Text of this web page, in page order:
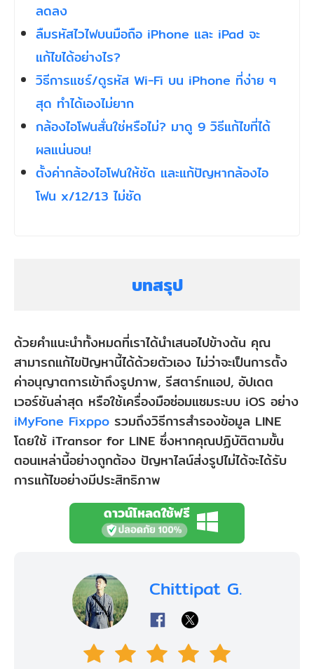
ลดลง
ลืมรหัสไวไฟบนมือถือ iPhone และ iPad จะ
แก้ไขได้อย่างไร?
วิธีการแชร์/ดูรหัส Wi-Fi บน iPhone ที่ง่าย ๆ
สุด ทำได้เองไม่ยาก
กล้องไอโฟนสั่นใช่หรือไม่? มาดู 9 วิธีแก้ไขที่ได้
ผลแน่นอน!
ตั้งค่ากล้องไอโฟนให้ชัด และแก้ปัญหากล้องไอ
โฟน x/12/13 ไม่ชัด
บทสรุป
ด้วยคำแนะนำทั้งหมดที่เราได้นำเสนอไปข้างต้น คุณ
สามารถแก้ไขปัญหานี้ได้ด้วยตัวเอง ไม่ว่าจะเป็นการตั้ง
ค่าอนุญาตการเข้าถึงรูปภาพ, รีสตาร์ทแอป, อัปเดต
เวอร์ชันล่าสุด หรือใช้เครื่องมือซ่อมแซมระบบ iOS อย่าง
iMyFone Fixppo รวมถึงวิธีการสำรองข้อมูล LINE
โดยใช้ iTransor for LINE ซึ่งหากคุณปฏิบัติตามขั้น
ตอนเหล่านี้อย่างถูกต้อง ปัญหาไลน์ส่งรูปไม่ได้จะได้รับ
การแก้ไขอย่างมีประสิทธิภาพ
ดาวน์โหลดใช้ฟรี
Chittipat G.